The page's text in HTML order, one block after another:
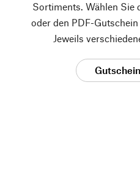
Sortiments. Wählen Sie
oder den PDF-
Jeweils